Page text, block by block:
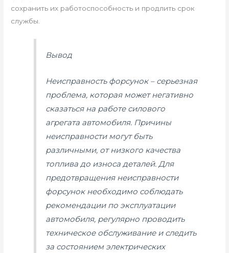
сохранить их работоспособность и продлить срок
службы.
Вывод
Неисправность форсунок – серьезная
проблема, которая может негативно
сказаться на работе силового
агрегата автомобиля. Причины
неисправности могут быть
различными, от низкого качества
топлива до износа деталей. Для
предотвращения неисправности
форсунок необходимо соблюдать
рекомендации по эксплуатации
автомобиля, регулярно проводить
техническое обслуживание и следить
за состоянием электрических